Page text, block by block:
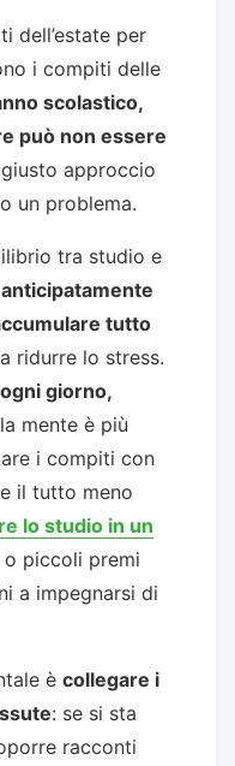
dell’estate per
i compiti delle
scolastico,
può non essere
approccio
un problema.
tra studio e
tutto
ridurre lo stress.
giorno,
mente è più
i compiti con
il tutto meno
lo studio in un
piccoli premi
a impegnarsi di
è collegare i
: se si sta
racconti